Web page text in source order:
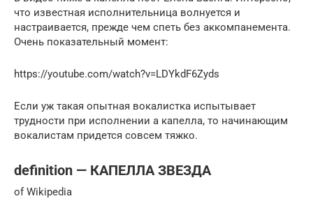
что известная исполнительница волнуется и
настраивается, прежде чем спеть без аккомпанемента.
Очень показательный момент:
https://youtube.com/watch?v=LDYkdF6Zyds
Если уж такая опытная вокалистка испытывает
трудности при исполнении а капелла, то начинающим
вокалистам придется совсем тяжко.
definition — КАПЕЛЛА ЗВЕЗДА
of Wikipedia